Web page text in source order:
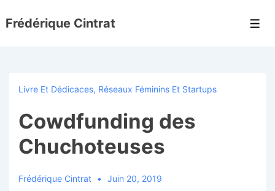
passer
Frédérique Cintrat
Livre Et Dédicaces, Réseaux Féminins Et Startups
Cowdfunding des
Chuchoteuses
Frédérique Cintrat Juin 20, 2019